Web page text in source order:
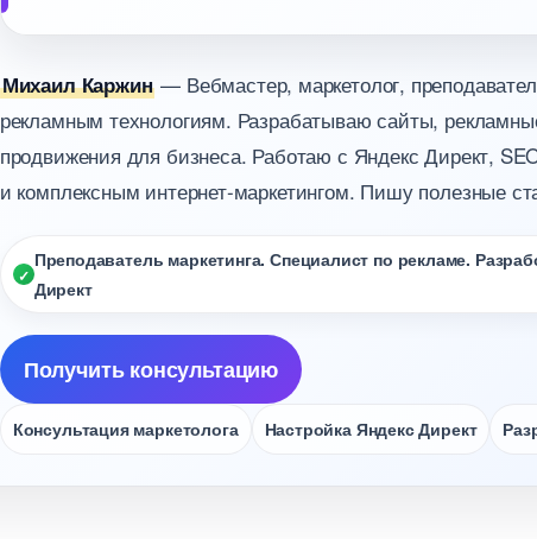
Михаил Каржин — Вебмастер, маркетолог,
рекламным технологиям. Разрабатываю сайты,
продвижения для бизнеса. Работаю с Яндекс Директ,
и комплексным интернет-маркетингом. Пишу полезные
Преподаватель маркетинга. Специалист по рекламе.
Директ
Получить консультацию
Консультация маркетолога Настройка Яндекс Директ